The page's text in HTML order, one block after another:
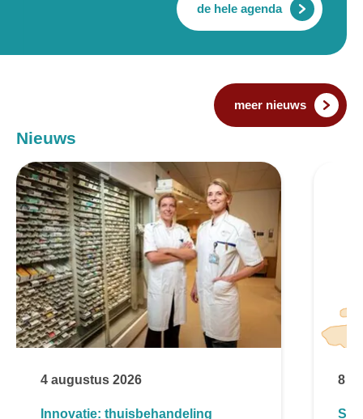
de hele agenda
Nieuws
meer nieuws
4 augustus 2026
Innovatie: thuisbehandeling
8